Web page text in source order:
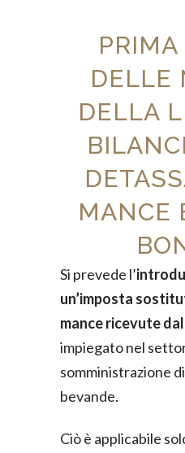
PRIMA
DELLE
DELLA
MANCE
Si prevede l’
un’imposta
mance ricevute
impiegato nel
somministrazione
bevande.
Ciò è applicabile